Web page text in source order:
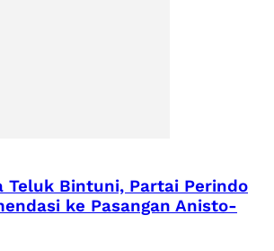
Teluk Bintuni, Partai Perindo
ke Pasangan Anisto-